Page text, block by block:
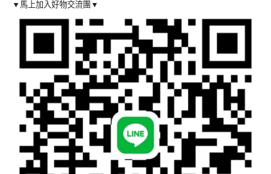
▼馬上加入好物交流團▼